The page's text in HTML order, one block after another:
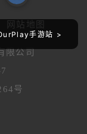
手游站 >
手游站 >
网站地图
限公司
号